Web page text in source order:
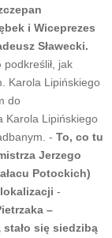
i Wiceprezes
Sławecki.
podkreślił, jak
Karola Lipińskiego
do
Karola Lipińskiego
- To, co tu
Jerzego
Potockich)
-
–
się siedzibą